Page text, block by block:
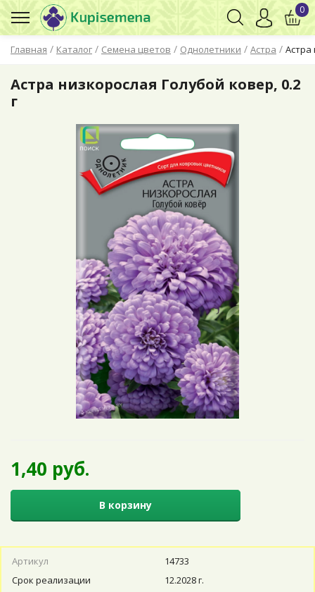
Главная / Каталог / Семена цветов / Однолетники / Астра / Астра
0
Астра низкорослая Голубой ковер, 0.2
г
1,40 руб.
В корзину
Артикул
14733
Срок реализации
12.2028 г.